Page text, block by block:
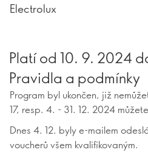
Electrolux
Platí od 10. 9. 2024
Pravidla a podmínky
Program byl ukončen, již
17, resp. 4. - 31. 12. 2024
Dnes 4. 12. byly e-mailem
voucherů všem kvalifikovaným.